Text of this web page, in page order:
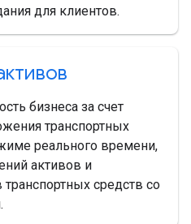
для клиентов.
бизнеса за счет
транспортных
реального времени,
активов и
средств со